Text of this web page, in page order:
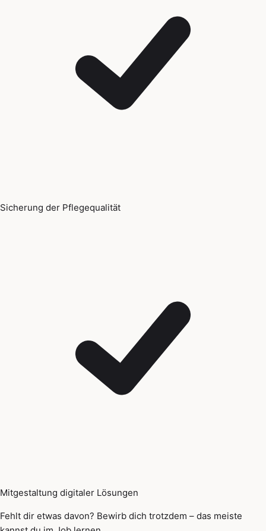
Sicherung der Pflegequalität
Mitgestaltung digitaler Lösungen
Fehlt dir etwas davon? Bewirb dich trotzdem – das meiste